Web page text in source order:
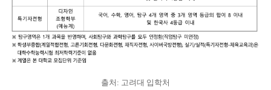
출처: 고려대 입학처